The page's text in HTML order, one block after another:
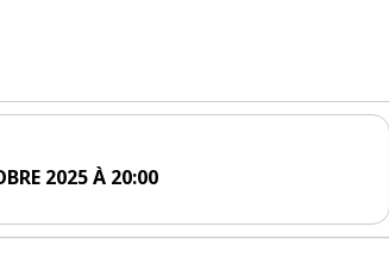
2025 À 20:00